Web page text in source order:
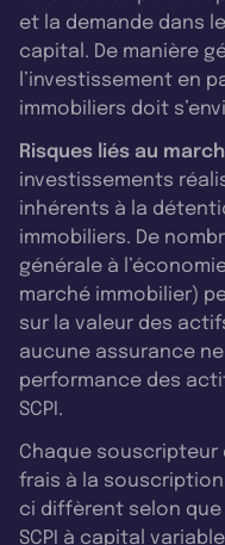
et la demande dans
capital. De manière
l’investissement en
immobiliers doit
Risques liés au
investissements
inhérents à la
immobiliers. De
générale à
marché immobilier)
sur la valeur des
aucune assurance
performance des
SCPI.
Chaque
frais à la souscription
ci diffèrent selon que
SCPI à capital